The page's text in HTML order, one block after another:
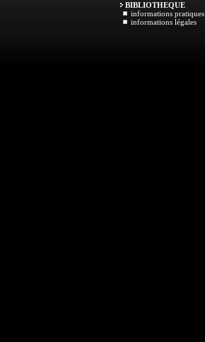
BIBLIOTHEQUE
informations pratiques
informations légales